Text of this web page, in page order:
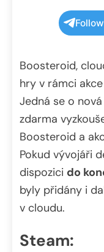
Boosteroid,
hry v rámci akce
Jedná se o
zdarma
Boosteroid a
Pokud vývojáři
dispozici do
byly přidány i
v cloudu.
Steam: